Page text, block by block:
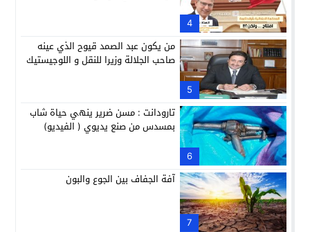
4
5
من يكون عبد الصمد قيوح الذي عينه
صاحب الجلالة وزيرا للنقل و اللوجيستيك
6
تارودانت : مسن ضرير ينهي حياة شاب
بمسدس من صنع يديوي ( الفيديو)
7
آفة الجفاف بين الجوع والبون